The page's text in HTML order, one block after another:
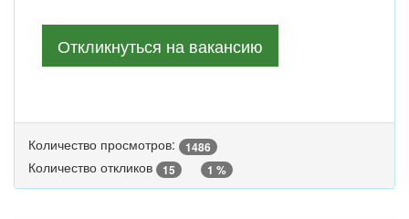
Откликнуться на вакансию
Количество просмотров: 1486
Количество откликов 15 1 %